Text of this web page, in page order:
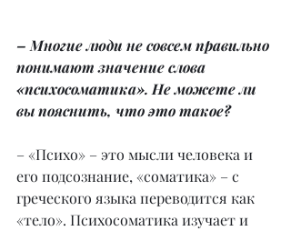
– Многие люди не совсем правильно
понимают значение слова
«психосоматика». Не можете ли
вы пояснить, что это такое?
– «Психо» – это мысли человека и
его подсознание, «соматика» – с
греческого языка переводится как
«тело». Психосоматика изучает и